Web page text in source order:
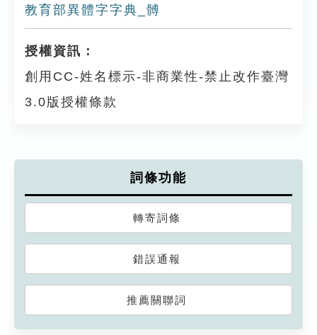
教育部異體字字典_髆
授權資訊：
創用CC-姓名標示-非商業性-禁止改作臺灣
3.0版授權條款
詞條功能
轉寄詞條
錯誤通報
推薦關聯詞